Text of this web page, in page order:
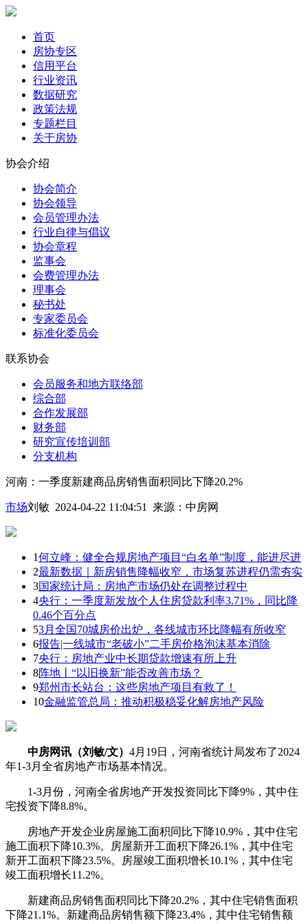
首页
房协专区
信用平台
行业资讯
数据研究
政策法规
专题栏目
关于房协
协会介绍
协会简介
协会领导
会员管理办法
行业自律与倡议
协会章程
监事会
会费管理办法
理事会
秘书处
专家委员会
标准化委员会
联系协会
会员服务和地方联络部
综合部
合作发展部
财务部
研究宣传培训部
分支机构
河南：一季度新建商品房销售面积同比下降20.2%
市场刘敏 2024-04-22 11:04:51 来源： 中房网
1何立峰：健全合规房地产项目“白名单”制度，能进尽进
2最新数据｜新房销售降幅收窄，市场复苏进程仍需夯实
3国家统计局：房地产市场仍处在调整过程中
4央行：一季度新发放个人住房贷款利率3.71%，同比降
0.46个百分点
53月全国70城房价出炉，各线城市环比降幅有所收窄
6报告|一线城市“老破小”二手房价格泡沫基本消除
7央行：房地产业中长期贷款增速有所上升
8阵地丨“以旧换新”能否改善市场？
9郑州市长站台：这些房地产项目有救了！
10金融监管总局：推动积极稳妥化解房地产风险
中房网讯（刘敏/文） 4月19日，河南省统计局发布了2024
年1-3月全省房地产市场基本情况。
1-3月份，河南全省房地产开发投资同比下降9%，其中住
宅投资下降8.8%。
房地产开发企业房屋施工面积同比下降10.9%，其中住宅
施工面积下降10.3%。房屋新开工面积下降26.1%，其中住宅
新开工面积下降23.5%。房屋竣工面积增长10.1%，其中住宅
竣工面积增长11.2%。
新建商品房销售面积同比下降20.2%，其中住宅销售面积
下降21.1%。新建商品房销售额下降23.4%，其中住宅销售额